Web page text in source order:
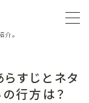
。
すじとネタ
行方は？